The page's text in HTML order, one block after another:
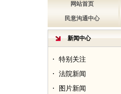
网站首页
民意沟通中心
新闻中心
特别关注
法院新闻
图片新闻